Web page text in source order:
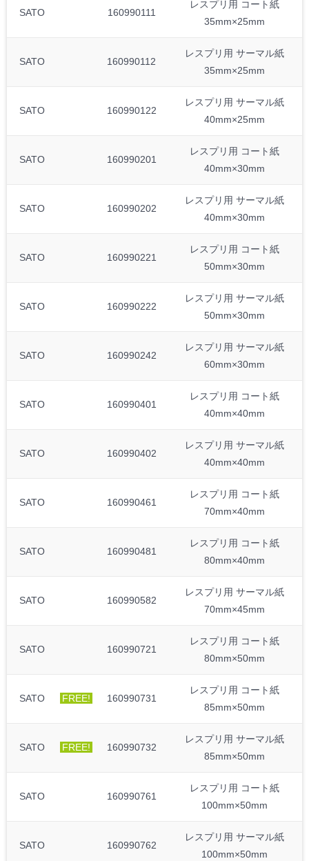
SATO 160990111
レスプリ用 コート紙
35mm×25mm
SATO 160990112
レスプリ用 サーマル紙
35mm×25mm
SATO 160990122
レスプリ用 サーマル紙
40mm×25mm
SATO 160990201
レスプリ用 コート紙
40mm×30mm
SATO 160990202
レスプリ用 サーマル紙
40mm×30mm
SATO 160990221
レスプリ用 コート紙
50mm×30mm
SATO 160990222
レスプリ用 サーマル紙
50mm×30mm
SATO 160990242
レスプリ用 サーマル紙
60mm×30mm
SATO 160990401
レスプリ用 コート紙
40mm×40mm
SATO 160990402
レスプリ用 サーマル紙
40mm×40mm
SATO 160990461
レスプリ用 コート紙
70mm×40mm
SATO 160990481
レスプリ用 コート紙
80mm×40mm
SATO 160990582
レスプリ用 サーマル紙
70mm×45mm
SATO 160990721
レスプリ用 コート紙
80mm×50mm
SATO FREE! 160990731
レスプリ用 コート紙
85mm×50mm
SATO FREE! 160990732
レスプリ用 サーマル紙
85mm×50mm
SATO 160990761
レスプリ用 コート紙
100mm×50mm
SATO 160990762
レスプリ用 サーマル紙
100mm×50mm